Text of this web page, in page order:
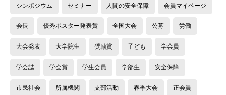
シンポジウム セミナー 人間の安全保障 会員マイページ
会長 優秀ポスター発表賞 全国大会 公募 労働
大会発表 大学院生 奨励賞 子ども 学会員
学会誌 学会賞 学生会員 学部生 安全保障
市民社会 所属機関 支部活動 春季大会 正会員